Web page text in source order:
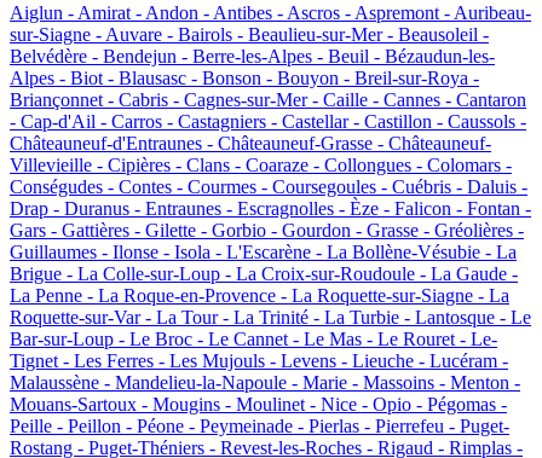
Aiglun - Amirat - Andon - Antibes - Ascros - Aspremont - Auribeau-
sur-Siagne - Auvare - Bairols - Beaulieu-sur-Mer - Beausoleil -
Belvédère - Bendejun - Berre-les-Alpes - Beuil - Bézaudun-les-
Alpes - Biot - Blausasc - Bonson - Bouyon - Breil-sur-Roya -
Briançonnet - Cabris - Cagnes-sur-Mer - Caille - Cannes - Cantaron
- Cap-d'Ail - Carros - Castagniers - Castellar - Castillon - Caussols -
Châteauneuf-d'Entraunes - Châteauneuf-Grasse - Châteauneuf-
Villevieille - Cipières - Clans - Coaraze - Collongues - Colomars -
Conségudes - Contes - Courmes - Coursegoules - Cuébris - Daluis -
Drap - Duranus - Entraunes - Escragnolles - Èze - Falicon - Fontan -
Gars - Gattières - Gilette - Gorbio - Gourdon - Grasse - Gréolières -
Guillaumes - Ilonse - Isola - L'Escarène - La Bollène-Vésubie - La
Brigue - La Colle-sur-Loup - La Croix-sur-Roudoule - La Gaude -
La Penne - La Roque-en-Provence - La Roquette-sur-Siagne - La
Roquette-sur-Var - La Tour - La Trinité - La Turbie - Lantosque - Le
Bar-sur-Loup - Le Broc - Le Cannet - Le Mas - Le Rouret - Le-
Tignet - Les Ferres - Les Mujouls - Levens - Lieuche - Lucéram -
Malaussène - Mandelieu-la-Napoule - Marie - Massoins - Menton -
Mouans-Sartoux - Mougins - Moulinet - Nice - Opio - Pégomas -
Peille - Peillon - Péone - Peymeinade - Pierlas - Pierrefeu - Puget-
Rostang - Puget-Théniers - Revest-les-Roches - Rigaud - Rimplas -